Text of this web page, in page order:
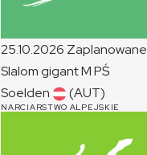
25.10.2026 Zaplanowane
Slalom gigantM PŚ
Soelden
(AUT)
NARCIARSTWO ALPEJSKIE